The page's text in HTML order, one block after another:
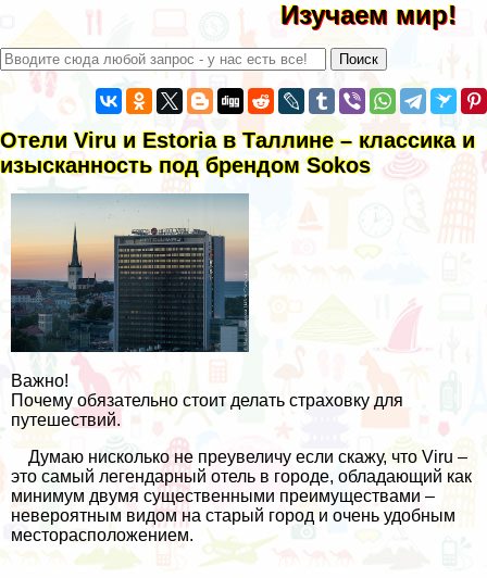
Изучаем мир!
Отели Viru и Estoria в Таллине – классика и
изысканность под брендом Sokos
Важно!
Почему обязательно стоит делать страховку для
путешествий.
Думаю нисколько не преувеличу если скажу, что Viru –
это самый легендарный отель в городе, обладающий как
минимум двумя существенными преимуществами –
невероятным видом на старый город и очень удобным
месторасположением.